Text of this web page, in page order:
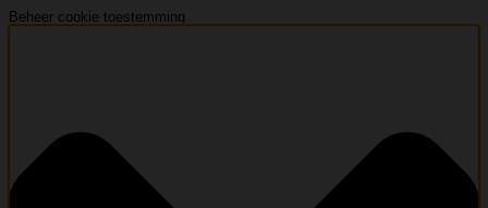
Beheer cookie toestemming